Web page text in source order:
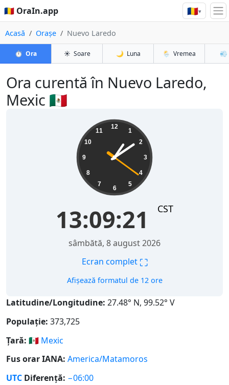
🇷🇴 OraIn.app 🇷🇴▾
Acasă Orașe Nuevo Laredo
⏱️ Ora ☀️ Soare 🌙 Luna 🌦️ Vremea 💨
Ora curentă în Nuevo Laredo,
Mexic 🇲🇽
12
1
2
3
4
5
6
7
8
9
10
11
13:09:21 CST
sâmbătă, 8 august 2026
Ecran complet ⛶
Afișează formatul de 12 ore
Latitudine/Longitudine: 27.48° N, 99.52° V
Populație: 373,725
Țară: 🇲🇽 Mexic
Fus orar IANA: America/Matamoros
UTC Diferență: −06:00